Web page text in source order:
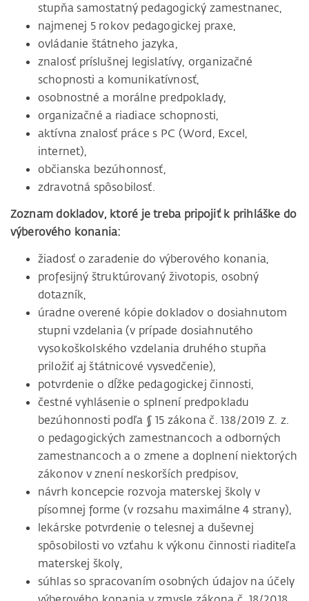
stupňa samostatný pedagogický zamestnanec,
najmenej 5 rokov pedagogickej praxe,
ovládanie štátneho jazyka,
znalosť príslušnej legislatívy, organizačné
schopnosti a komunikatívnosť,
osobnostné a morálne predpoklady,
organizačné a riadiace schopnosti,
aktívna znalosť práce s PC (Word, Excel,
internet),
občianska bezúhonnosť,
zdravotná spôsobilosť.
Zoznam dokladov, ktoré je treba pripojiť k prihláške do
výberového konania:
žiadosť o zaradenie do výberového konania,
profesijný štruktúrovaný životopis, osobný
dotazník,
úradne overené kópie dokladov o dosiahnutom
stupni vzdelania (v prípade dosiahnutého
vysokoškolského vzdelania druhého stupňa
priložiť aj štátnicové vysvedčenie),
potvrdenie o dĺžke pedagogickej činnosti,
čestné vyhlásenie o splnení predpokladu
bezúhonnosti podľa § 15 zákona č. 138/2019 Z. z.
o pedagogických zamestnancoch a odborných
zamestnancoch a o zmene a doplnení niektorých
zákonov v znení neskorších predpisov,
návrh koncepcie rozvoja materskej školy v
písomnej forme (v rozsahu maximálne 4 strany),
lekárske potvrdenie o telesnej a duševnej
spôsobilosti vo vzťahu k výkonu činnosti riaditeľa
materskej školy,
súhlas so spracovaním osobných údajov na účely